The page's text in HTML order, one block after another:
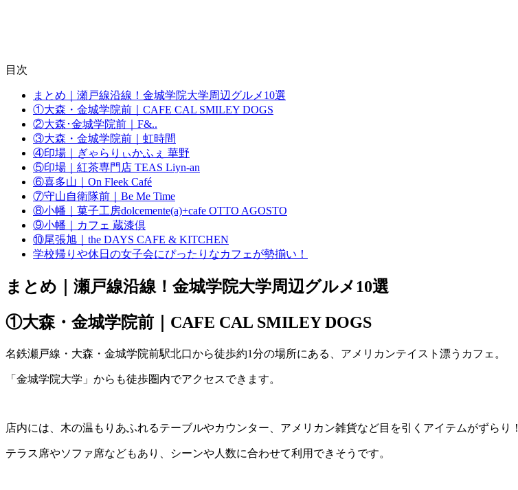
目次
まとめ｜瀬戸線沿線！金城学院大学周辺グルメ10選
①大森・金城学院前｜CAFE CAL SMILEY DOGS
②大森･金城学院前｜F&..
③大森・金城学院前｜虹時間
④印場｜ぎゃらりぃかふぇ 華野
⑤印場｜紅茶専門店 TEAS Liyn-an
⑥喜多山｜On Fleek Café
⑦守山自衛隊前｜Be Me Time
⑧小幡｜菓子工房dolcemente(a)+cafe OTTO AGOSTO
⑨小幡｜カフェ 蔵漆倶
⑩尾張旭｜the DAYS CAFE & KITCHEN
学校帰りや休日の女子会にぴったりなカフェが勢揃い！
まとめ｜瀬戸線沿線！金城学院大学周辺グルメ10選
①大森・金城学院前｜CAFE CAL SMILEY DOGS
名鉄瀬戸線・大森・金城学院前駅北口から徒歩約1分の場所にある、アメリカンテイスト漂うカフェ。
「金城学院大学」からも徒歩圏内でアクセスできます。
店内には、木の温もりあふれるテーブルやカウンター、アメリカン雑貨など目を引くアイテムがずらり！
テラス席やソファ席などもあり、シーンや人数に合わせて利用できそうです。